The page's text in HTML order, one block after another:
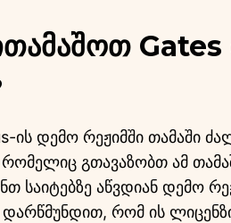
ის დემო რეჟიმში თამაში
გთავაზობთ ამ
საიტებზე აწვდიან დემო
რომ ის